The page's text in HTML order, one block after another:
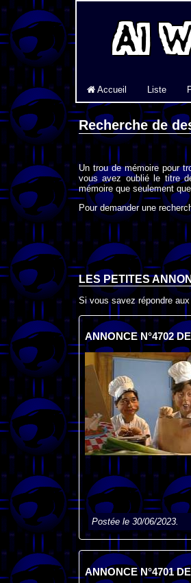
Accueil Liste
Recherche de
Un trou de mémoire pour
vous avez oublié le titre
mémoire que seulement
Pour demander une
LES PETITES
Si vous savez répondre
ANNONCE N°4702
Postée le 30/06/2023.
ANNONCE N°4701